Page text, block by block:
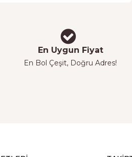
En Uygun Fiyat
En Bol Çeşit, Doğru Adres!